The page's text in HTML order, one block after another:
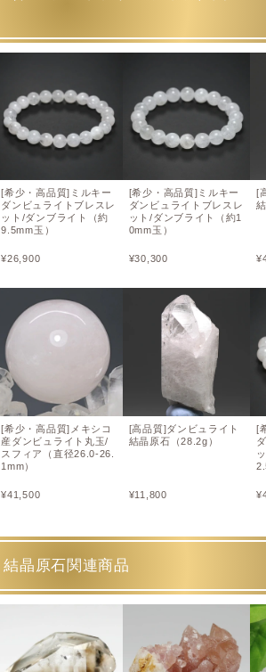
[希少・高品質]ミルキー
ダンビュライトブレスレ
ット/ダンブライト（約
9.5mm玉）
¥26,900
[希少・高品質]メキシコ
産ダンビュライト丸玉/
スフィア（直径26.0-26.
1mm）
¥41,500
[希少・高品質]ミルキー
ダンビュライトブレスレ
ット/ダンブライト（約1
0mm玉）
¥30,300
[高品質]ダンビュライト
結晶原石（28.2g）
¥11,800
[
¥
[
¥
結晶原石関連商品